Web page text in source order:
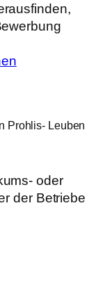
Prohlis- Leuben
oder
der Betriebe